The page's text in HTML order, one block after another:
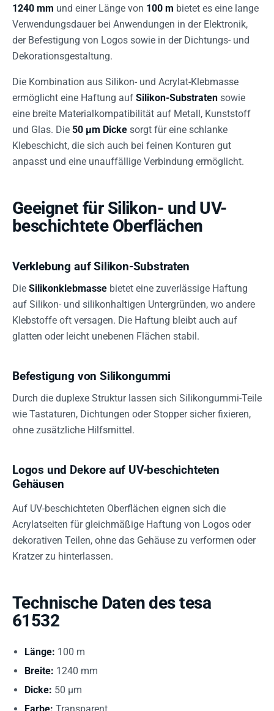
1240 mm und einer Länge von 100 m bietet es eine lange
Verwendungsdauer bei Anwendungen in der Elektronik,
der Befestigung von Logos sowie in der Dichtungs- und
Dekorationsgestaltung.
Die Kombination aus Silikon- und Acrylat-Klebmasse
ermöglicht eine Haftung auf Silikon-Substraten sowie
eine breite Materialkompatibilität auf Metall, Kunststoff
und Glas. Die 50 µm Dicke sorgt für eine schlanke
Klebeschicht, die sich auch bei feinen Konturen gut
anpasst und eine unauffällige Verbindung ermöglicht.
Geeignet für Silikon- und UV-
beschichtete Oberflächen
Verklebung auf Silikon-Substraten
Die Silikonklebmasse bietet eine zuverlässige Haftung
auf Silikon- und silikonhaltigen Untergründen, wo andere
Klebstoffe oft versagen. Die Haftung bleibt auch auf
glatten oder leicht unebenen Flächen stabil.
Befestigung von Silikongummi
Durch die duplexe Struktur lassen sich Silikongummi-Teile
wie Tastaturen, Dichtungen oder Stopper sicher fixieren,
ohne zusätzliche Hilfsmittel.
Logos und Dekore auf UV-beschichteten
Gehäusen
Auf UV-beschichteten Oberflächen eignen sich die
Acrylatseiten für gleichmäßige Haftung von Logos oder
dekorativen Teilen, ohne das Gehäuse zu verformen oder
Kratzer zu hinterlassen.
Technische Daten des tesa
61532
Länge: 100 m
Breite: 1240 mm
Dicke: 50 µm